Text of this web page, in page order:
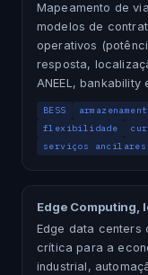
Mapeamento de
modelos de
operativos
resposta,
ANEEL, bankability
BESS
flexibilidade
serviços ancilares
Edge Computing,
Edge data centers
crítica para a
industrial,